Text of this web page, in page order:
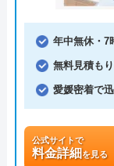
年中無休・7
無料見積も
愛媛密着で
公式サイトで
料金詳細を見る